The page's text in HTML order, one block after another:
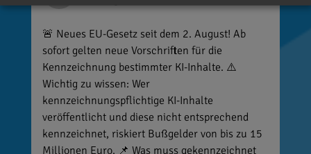
🚨 Neues EU-Gesetz seit dem 2. August! Ab
sofort gelten neue Vorschriften für die
Kennzeichnung bestimmter KI-Inhalte. ⚠️
Wichtig zu wissen: Wer
kennzeichnungspflichtige KI-Inhalte
veröffentlicht und diese nicht entsprechend
kennzeichnet, riskiert Bußgelder von bis zu 15
Millionen Euro. 📌 Was muss gekennzeichnet